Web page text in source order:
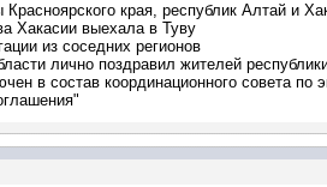
края, республик Алтай и
Хакасии выехала в Туву
из соседних регионов
лично поздравил жителей
в состав координационного совета по